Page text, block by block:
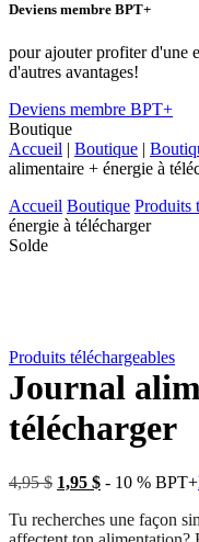
Deviens membre BPT+
pour ajouter profiter d'une
d'autres avantages!
Deviens membre BPT+
Boutique
Accueil | Boutique |
alimentaire + énergie à
Accueil Boutique Produits
énergie à télécharger
Solde
Produits téléchargeables
Journal
télécharger
4,95$ Le
initial
1,95 $Le
actuel
- 10 % BPT+
Tu recherches une façon